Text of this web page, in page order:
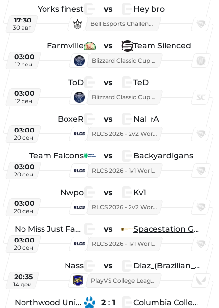
Yorks finest vs Hey bro
17:30
30 авг
Bell Esports Challenge 2026
Farmville vs Team Silenced
03:00
12 сен
Blizzard Classic Cup 2026
ToD vs TeD
03:00
12 сен
Blizzard Classic Cup 2026
BoxeR vs Nal_rA
03:00
20 сен
RLCS 2026 - 2v2 World Championship
Team Falcons vs Backyardigans
03:00
20 сен
RLCS 2026 - 1v1 World Championship
Nwpo vs Kv1
03:00
20 сен
RLCS 2026 - 2v2 World Championship
No Miss Just Fake vs Spacestation Gaming
03:00
20 сен
RLCS 2026 - 1v1 World Championship
Nass vs Diaz_(Brazilian_Player)
20:35
14 дек
PlayVS College League 2025: Fall
Northwood University 2 : 1 Columbia College